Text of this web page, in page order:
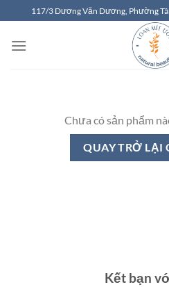
Chuyển
đến
nội
117/3 Dương Văn Dương, Phường
Chưa có sản phẩm
QUAY TRỞ LẠI
Kết bạn